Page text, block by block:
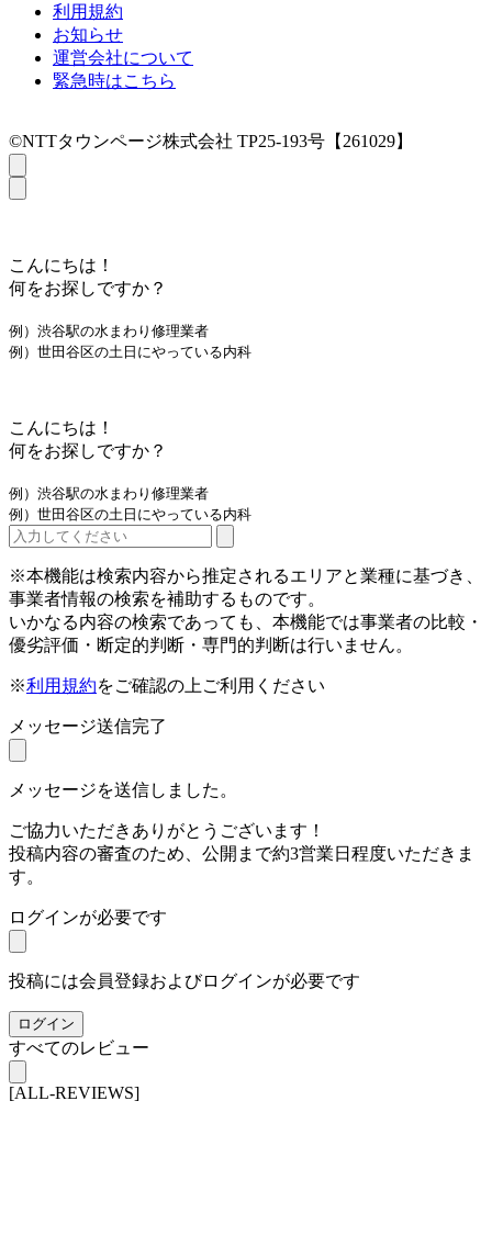
利用規約
お知らせ
運営会社について
緊急時はこちら
©NTTタウンページ株式会社 TP25-193号【261029】
こんにちは！
何をお探しですか？
例）渋谷駅の水まわり修理業者
例）世田谷区の土日にやっている内科
こんにちは！
何をお探しですか？
例）渋谷駅の水まわり修理業者
例）世田谷区の土日にやっている内科
※本機能は検索内容から推定されるエリアと業種に基づき、
事業者情報の検索を補助するものです。
いかなる内容の検索であっても、本機能では事業者の比較・
優劣評価・断定的判断・専門的判断は行いません。
※利用規約をご確認の上ご利用ください
メッセージ送信完了
メッセージを送信しました。
ご協力いただきありがとうございます！
投稿内容の審査のため、公開まで約3営業日程度いただきま
す。
ログインが必要です
投稿には会員登録およびログインが必要です
ログイン
すべてのレビュー
[ALL-REVIEWS]